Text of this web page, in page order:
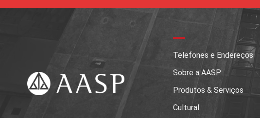
Telefones e Endereços
Sobre a AASP
Produtos & Serviços
Cultural